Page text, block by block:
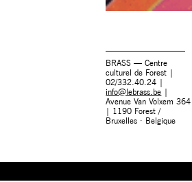
BRASS — Centre
culturel de Forest |
02/332.40.24 |
info@lebrass.be |
Avenue Van Volxem 364
| 1190 Forest /
Bruxelles · Belgique